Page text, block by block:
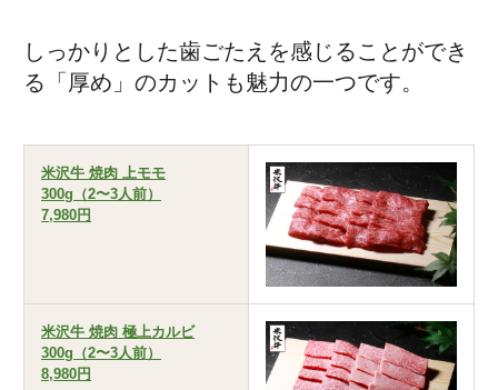
しっかりとした歯ごたえを感じることができ
る「厚め」のカットも魅力の一つです。
米沢牛 焼肉 上モモ
300g（2〜3人前）
7,980円
米沢牛 焼肉 極上カルビ
300g（2〜3人前）
8,980円